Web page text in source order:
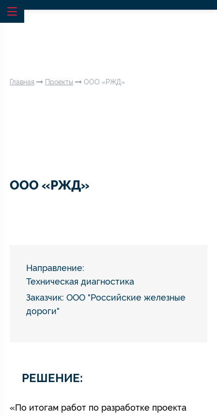
Главная Проекты ООО «РЖД»
ООО «РЖД»
Направление:
Техническая диагностика
Заказчик: ООО "Российские железные
дороги"
РЕШЕНИЕ:
«По итогам работ по разработке проекта